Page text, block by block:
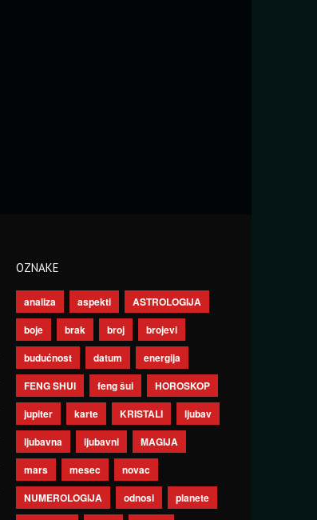
OZNAKE
analiza aspekti
ASTROLOGIJA
boje
brak broj
brojevi
budućnost
datum
energija
FENG SHUI
feng šui
HOROSKOP
jupiter
karte KRISTALI
ljubav
ljubavna
ljubavni
MAGIJA
mars
mesec
novac
NUMEROLOGIJA
odnosi
planete